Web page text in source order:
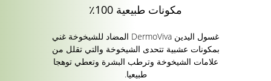
مكونات طبيعية 100٪
غسول اليدين DermoViva المضاد للشيخوخة غني
بمكونات عشبية تتحدى الشيخوخة والتي تقلل من
علامات الشيخوخة وترطب البشرة وتعطي توهجا
طبيعيا.